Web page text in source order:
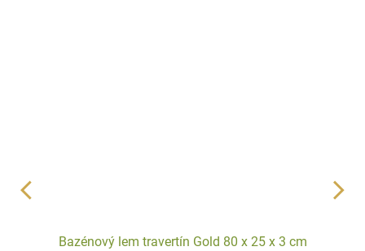
Bazénový lem travertín Gold 80 x 25 x 3 cm